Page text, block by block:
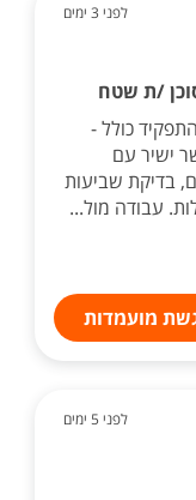
לפני 3 ימים
/ת שטח
כולל -
ישיר עם
בדיקת שביעות
עבודה מול...
מועמדות
לפני 5 ימים